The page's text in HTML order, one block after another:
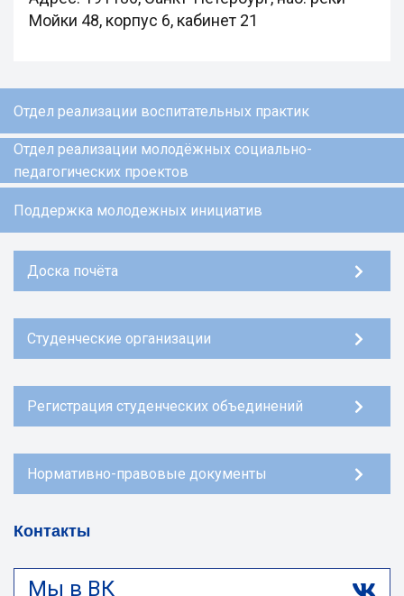
Мойки 48, корпус 6, кабинет 21
Отдел реализации воспитательных практик
Отдел реализации молодёжных социально-
педагогических проектов
Поддержка молодежных инициатив
Доска почёта
Студенческие организации
Регистрация студенческих объединений
Нормативно-правовые документы
Контакты
Мы в ВК